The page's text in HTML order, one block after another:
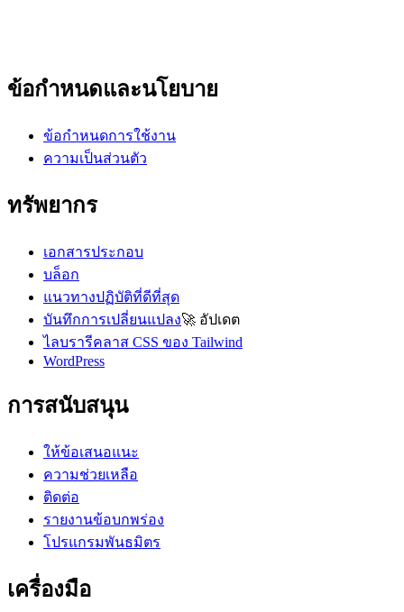
ข้อกำหนดและนโยบาย
ข้อกำหนดการใช้งาน
ความเป็นส่วนตัว
ทรัพยากร
เอกสารประกอบ
บล็อก
แนวทางปฏิบัติที่ดีที่สุด
บันทึกการเปลี่ยนแปลง🚀 อัปเดต
ไลบรารีคลาส CSS ของ Tailwind
WordPress
การสนับสนุน
ให้ข้อเสนอแนะ
ความช่วยเหลือ
ติดต่อ
รายงานข้อบกพร่อง
โปรแกรมพันธมิตร
เครื่องมือ